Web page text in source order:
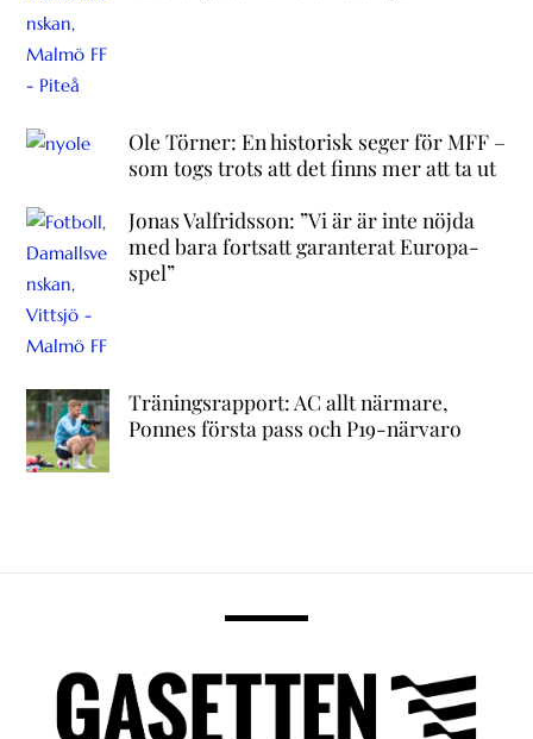
Ole Törner: En historisk seger för MFF –
som togs trots att det finns mer att ta ut
Jonas Valfridsson: ”Vi är är inte nöjda
med bara fortsatt garanterat Europa-
spel”
Träningsrapport: AC allt närmare,
Ponnes första pass och P19-närvaro